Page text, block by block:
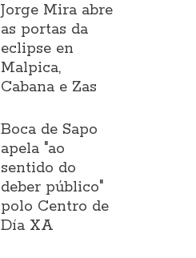
Jorge Mira abre
as portas da
eclipse en
Malpica,
Cabana e Zas
Boca de Sapo
apela "ao
sentido do
deber público"
polo Centro de
Día XA